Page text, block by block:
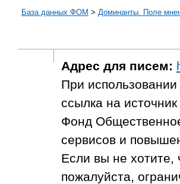
База данных ФОМ > Доминанты. Поле
Адрес для писем:
При
ссылка на
Фонд
сервисов и
Если вы не хотите,
пожалуйста,